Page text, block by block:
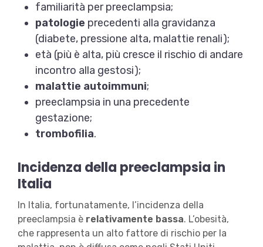
familiarità per preeclampsia;
patologie precedenti alla gravidanza
(diabete, pressione alta, malattie renali);
età (più è alta, più cresce il rischio di andare
incontro alla gestosi);
malattie autoimmuni;
preeclampsia in una precedente
gestazione;
trombofilia.
Incidenza della preeclampsia in
Italia
In Italia, fortunatamente, l’incidenza della
preeclampsia è relativamente bassa. L’obesità,
che rappresenta un alto fattore di rischio per la